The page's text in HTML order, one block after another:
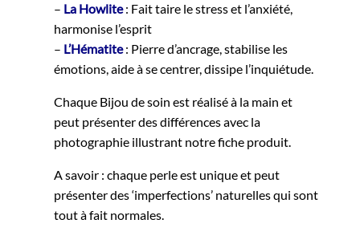
– La Howlite: Fait taire le stress et l’anxiété,
harmonise l’esprit
– L’Hématite: Pierre d’ancrage, stabilise les
émotions, aide à se centrer, dissipe l’inquiétude.
Chaque Bijou de soin est réalisé à la main et
peut présenter des différences avec la
photographie illustrant notre fiche produit.
A savoir : chaque perle est unique et peut
présenter des ‘imperfections’ naturelles qui sont
tout à fait normales.